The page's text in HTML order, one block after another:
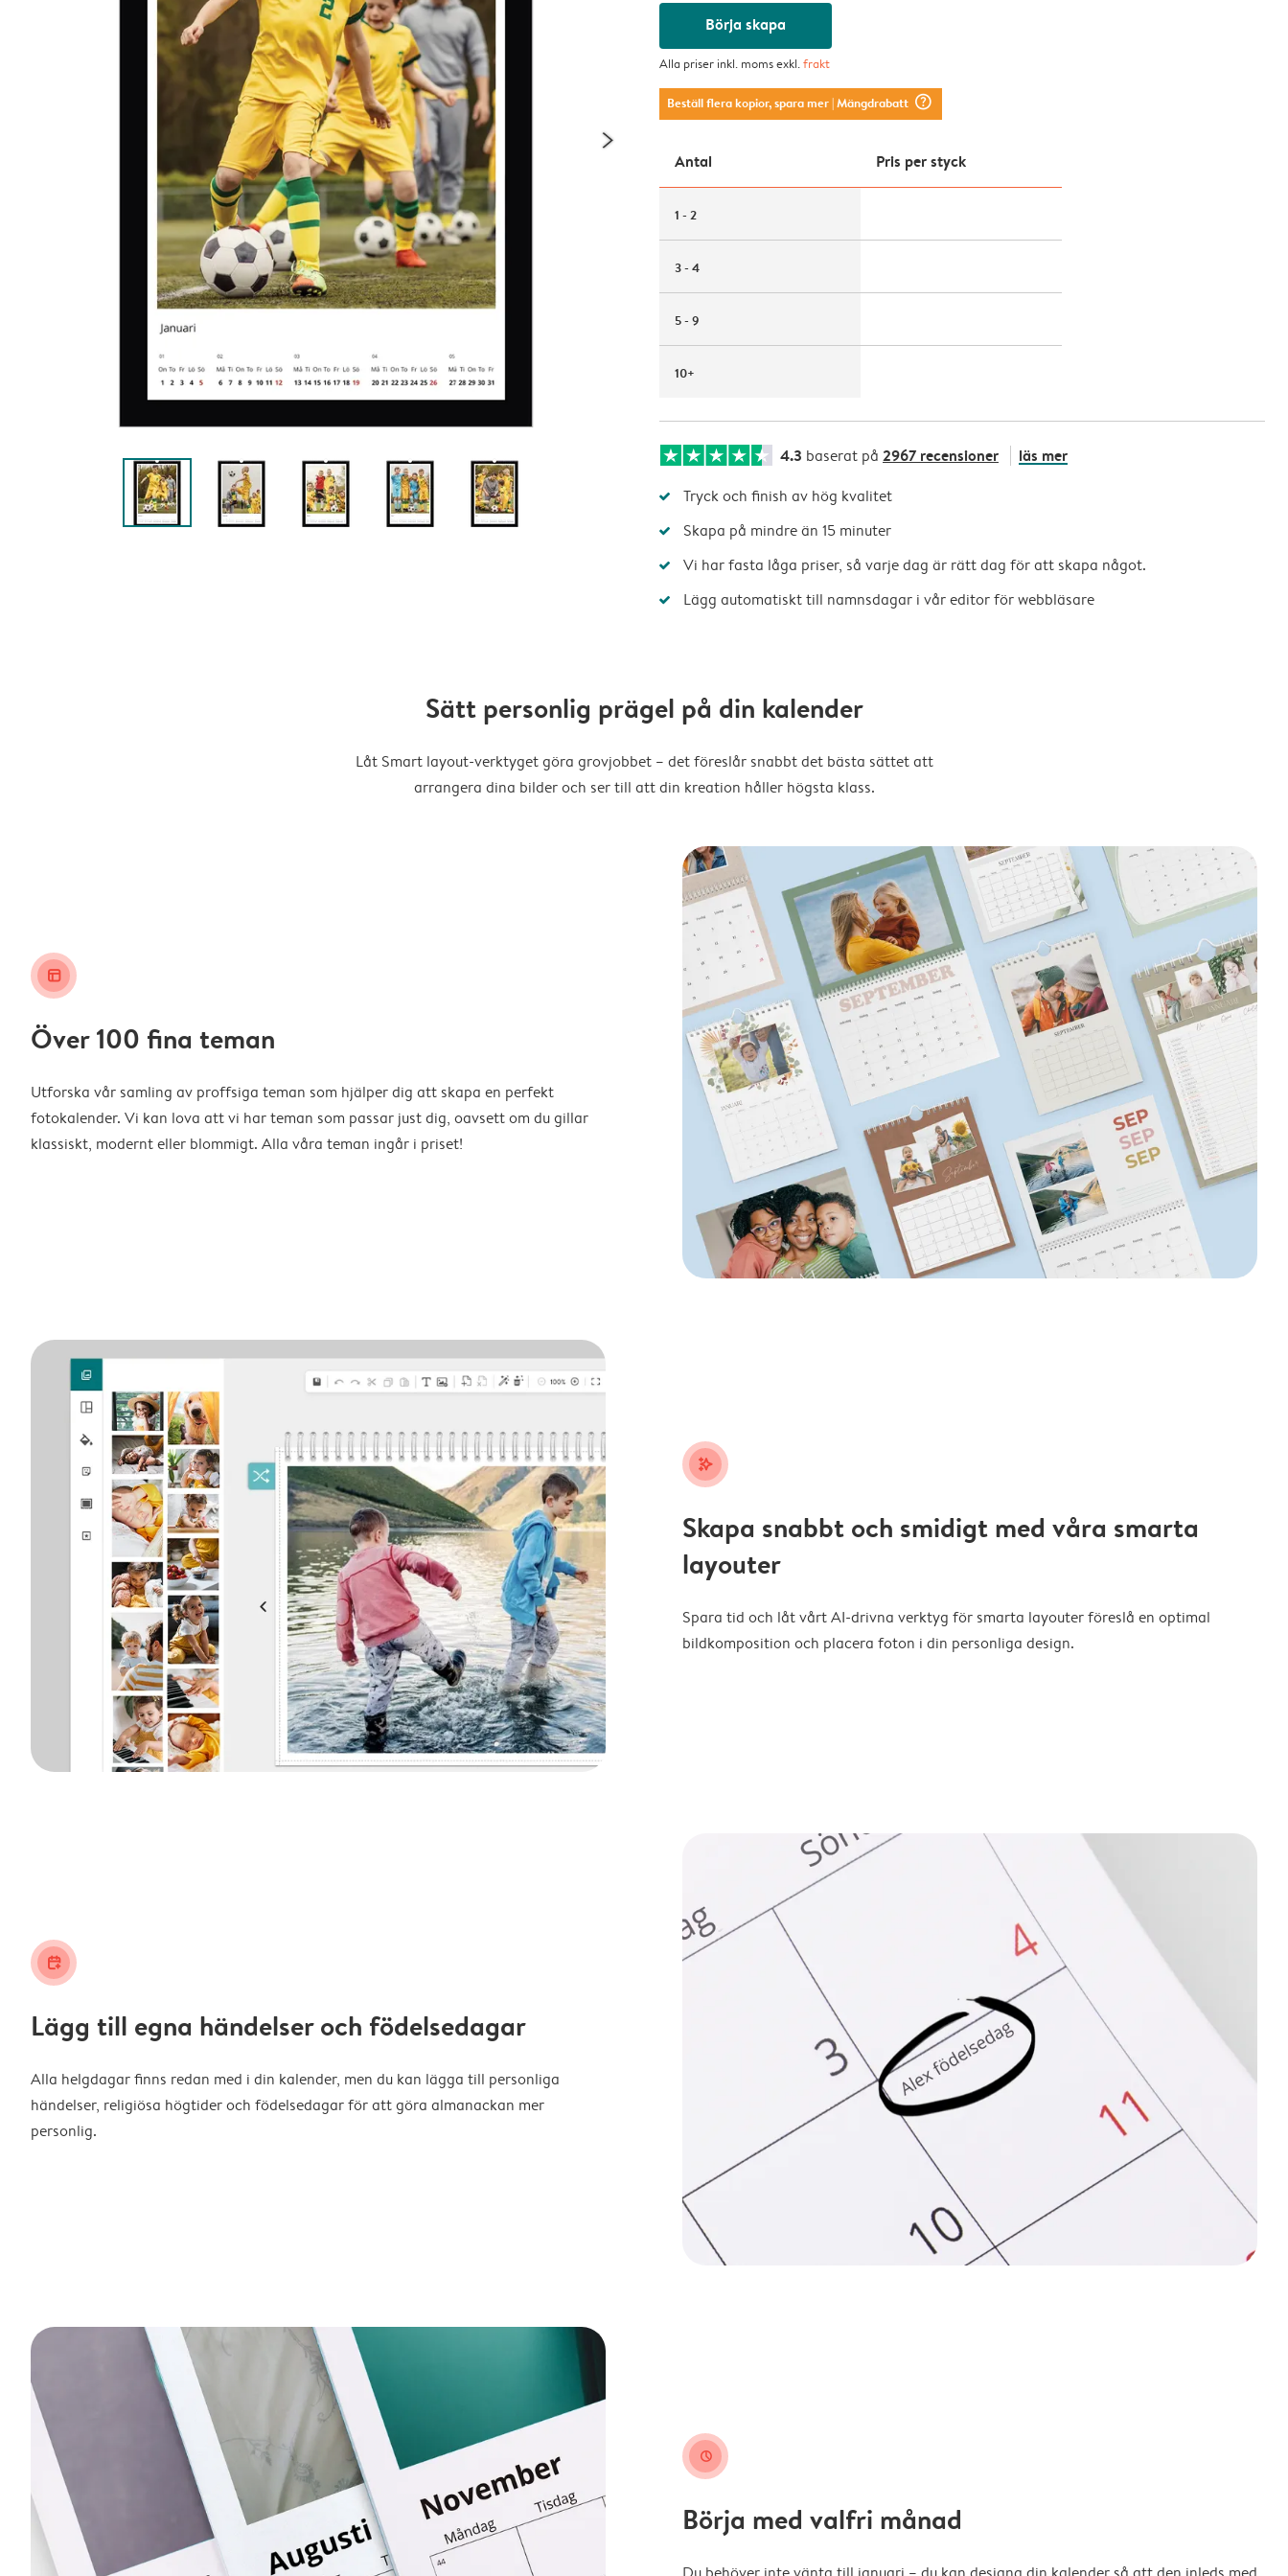
Börja skapa
Alla priser inkl. moms exkl.frakt
Beställ flera kopior, spara mer| Mängdrabatt question_mark_circle
Antal Pris per styck
1 - 2
3 - 4
5 - 9
10+
4.3 baserat på 2967 recensioner läs mer
Tryck och finish av hög kvalitet
Skapa på mindre än 15 minuter
Vi har fasta låga priser, så varje dag är rätt dag för att skapa något.
Lägg automatiskt till namnsdagar i vår editor för webbläsare
Sätt personlig prägel på din kalender
Låt Smart layout-verktyget göra grovjobbet – det föreslår snabbt det bästa sättet att
arrangera dina bilder och ser till att din kreation håller högsta klass.
layout_alt
Över 100 fina teman
Utforska vår samling av proffsiga teman som hjälper dig att skapa en perfekt
fotokalender. Vi kan lova att vi har teman som passar just dig, oavsett om du gillar
klassiskt, modernt eller blommigt. Alla våra teman ingår i priset!
stars_plus
Skapa snabbt och smidigt med våra smarta
layouter
Spara tid och låt vårt AI-drivna verktyg för smarta layouter föreslå en optimal
bildkomposition och placera foton i din personliga design.
calendar_plus
Lägg till egna händelser och födelsedagar
Alla helgdagar finns redan med i din kalender, men du kan lägga till personliga
händelser, religiösa högtider och födelsedagar för att göra almanackan mer
personlig.
clock
Börja med valfri månad